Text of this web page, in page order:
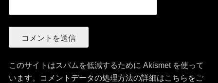
このサイトはスパムを低減するために Akismet を使って
います。
コメントデータの処理方法の詳細はこちらをご